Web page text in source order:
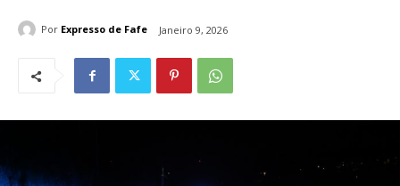
Por Expresso de Fafe Janeiro 9, 2026